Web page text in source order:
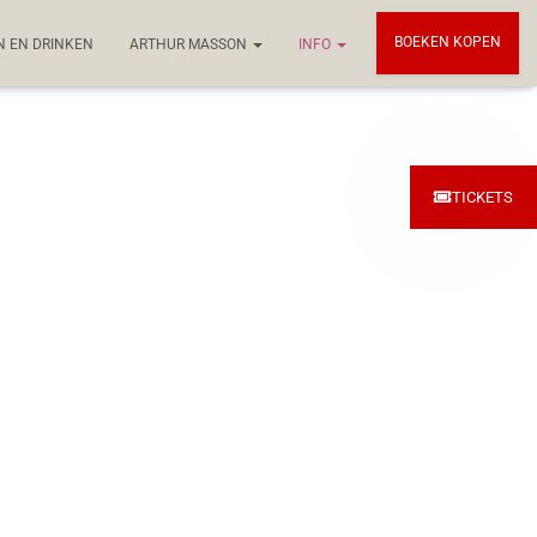
EN DRINKEN ARTHUR MASSON INFO BOEKEN KOPEN
TICKETS